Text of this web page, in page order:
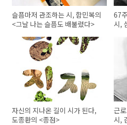
슬픔마저 관조하는 시, 함민복의
<그날 나는 슬픔도 배불렀다>
67
시,
자신의 지나온 길이 시가 된다,
도종환의 <종점>
근
시,